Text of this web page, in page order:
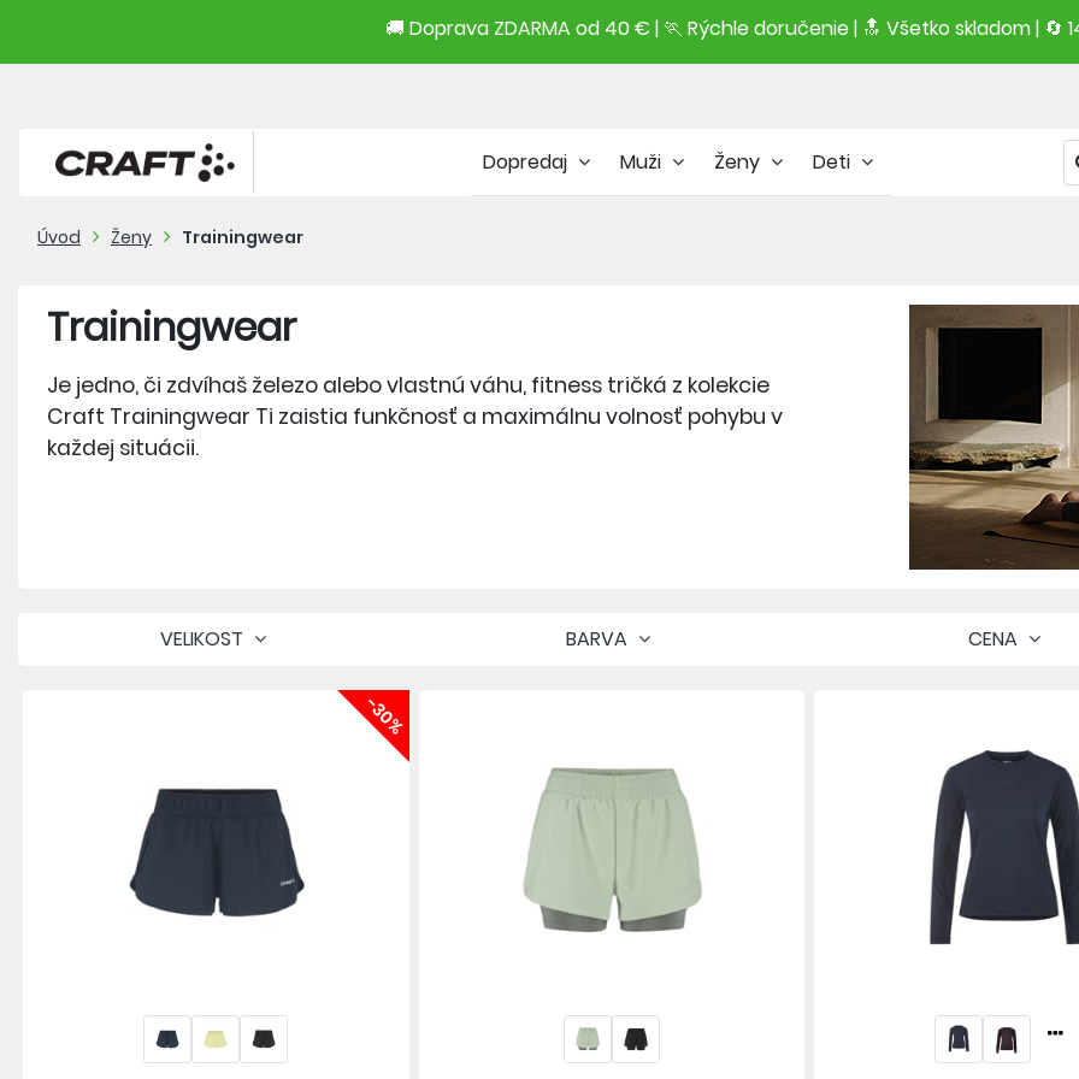
🚚 Doprava ZDARMA od 40 € | 🏃 Rýchle doručenie | 🔝 Všetko skladom | 🔄
Dopredaj Muži Ženy Deti
Úvod Ženy Trainingwear
Trainingwear
Je jedno, či zdvíhaš železo alebo vlastnú váhu, fitness tričká z kolekcie
Craft Trainingwear Ti zaistia funkčnosť a maximálnu volnosť pohybu v
každej situácii.
VELIKOST BARVA CENA
-30%